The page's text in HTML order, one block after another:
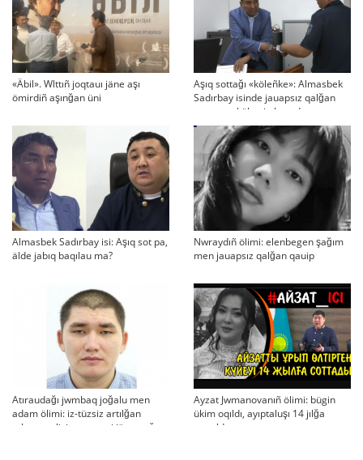
«Äbil». Wlttıñ joqtauı jäne aşı
ömirdiñ aşınğan üni
Aşıq sottağı «köleñke»: Almasbek
Sadırbay isinde jauapsız qalğan
swraqtar köbeyip baradı
Almasbek Sadırbay isi: Aşıq sot pa,
älde jabıq baqılau ma?
Nwraydıñ ölimi: elenbegen şağım
men jauapsız qalğan qauip
Atıraudağı jwmbaq joğalu men
adam ölimi: iz-tüzsiz artılğan
otbası, policiya tergeui jäne qoğam
Ayzat Jwmanovanıñ ölimi: bügin
ükim oqıldı, ayıptaluşı 14 jılğa
sottaldı